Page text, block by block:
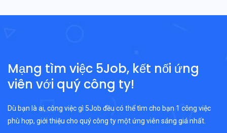
Mạng tìm việc 5Job, kết nối ứng
viên với quý công ty!
Dù bạn là ai, công việc gì 5Job đều có thể tìm cho bạn 1 công việc
phù hợp, giới thiệu cho quý công ty một ứng viên sáng giá nhất.